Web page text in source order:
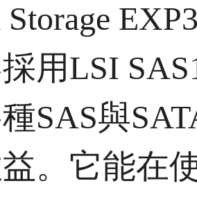
Storage
用LSI
SAS與
。它能在